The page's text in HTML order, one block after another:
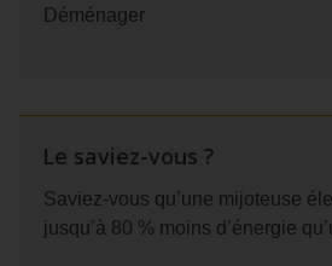
Déménager
Le saviez-vous ?
Saviez-vous qu’une mijoteuse
jusqu’à 80 % moins d’énergie